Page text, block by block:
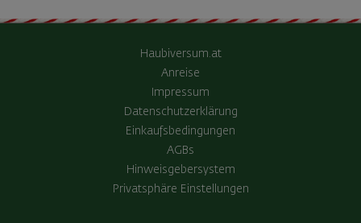
Haubiversum.at
Anreise
Impressum
Datenschutzerklärung
Einkaufsbedingungen
AGBs
Hinweisgebersystem
Privatsphäre Einstellungen